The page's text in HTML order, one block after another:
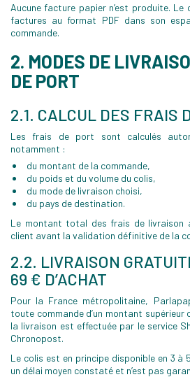
Aucune facture papier n’est produite.
factures au format PDF dans son
commande.
2. MODES DE
DE PORT
2.1. CALCUL DES FRAIS
Les frais de port sont calculés
notamment :
du montant de la commande,
du poids et du volume du colis,
du mode de livraison choisi,
du pays de destination.
Le montant total des frais de livraison
client avant la validation définitive de la
2.2. LIVRAISON
69 € D’ACHAT
Pour la France métropolitaine,
toute commande d’un montant
la livraison est effectuée par le service
Chronopost.
Le colis est en principe disponible en 3 à
un délai moyen constaté et n’est pas